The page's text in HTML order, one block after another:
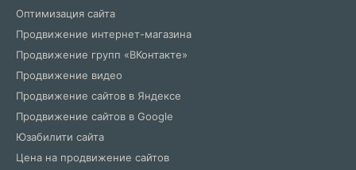
Оптимизация сайта
Продвижение интернет-магазина
Продвижение групп «ВКонтакте»
Продвижение видео
Продвижение сайтов в Яндексе
Продвижение сайтов в Google
Юзабилити сайта
Цена на продвижение сайтов